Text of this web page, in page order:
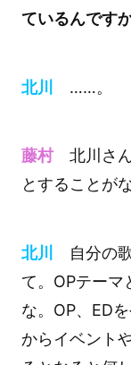
ているんです
北川 ……。
藤村北川さん
とすることが
北川
自分の
て。OPテーマ
な。OP、ED
からイベント